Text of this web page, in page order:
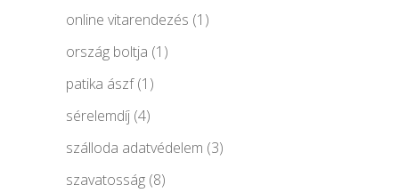
online vitarendezés (1)
ország boltja (1)
patika ászf(1)
sérelemdíj (4)
szálloda adatvédelem (3)
szavatosság (8)